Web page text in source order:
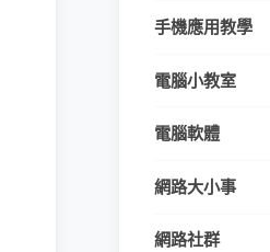
手機應用教學
電腦小教室
電腦軟體
網路大小事
網路社群